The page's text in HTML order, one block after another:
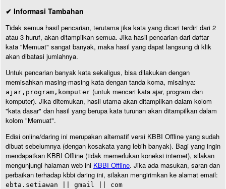
✔ Informasi Tambahan
Tidak semua hasil pencarian, terutama jika kata yang dicari terdiri dari 2
atau 3 huruf, akan ditampilkan semua. Jika hasil pencarian dari daftar
kata "Memuat" sangat banyak, maka hasil yang dapat langsung di klik
akan dibatasi jumlahnya.
Untuk pencarian banyak kata sekaligus, bisa dilakukan dengan
memisahkan masing-masing kata dengan tanda koma, misalnya:
ajar,program,komputer (untuk mencari kata ajar, program dan
komputer). Jika ditemukan, hasil utama akan ditampilkan dalam kolom
"kata dasar" dan hasil yang berupa kata turunan akan ditampilkan dalam
kolom "Memuat".
Edisi online/daring ini merupakan alternatif versi KBBI Offline yang sudah
dibuat sebelumnya (dengan kosakata yang lebih banyak). Bagi yang ingin
mendapatkan KBBI Offline (tidak memerlukan koneksi internet), silakan
mengunjungi halaman web ini KBBI Offline. Jika ada masukan, saran dan
perbaikan terhadap kbbi daring ini, silakan mengirimkan ke alamat email:
ebta.setiawan || gmail || com